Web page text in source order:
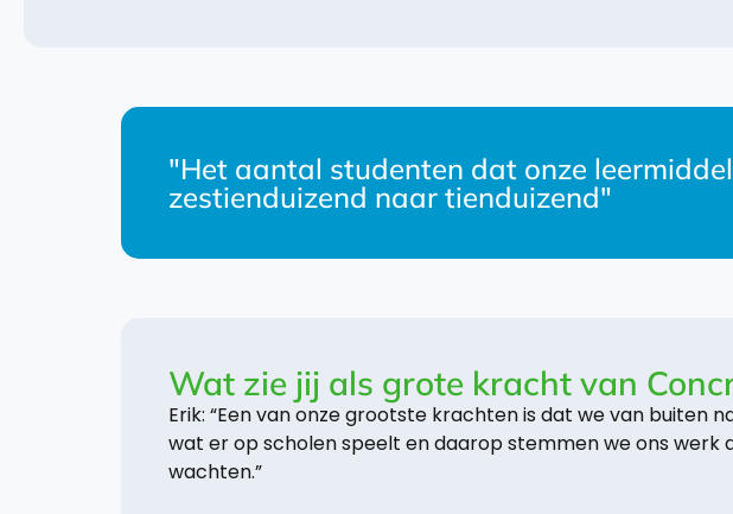
"Het aantal studenten dat onze
zestienduizend naar tienduizend"
Wat zie jij als grote kracht van
Erik: “Een van onze grootste krachten is dat we van buiten
wat er op scholen speelt en daarop stemmen we ons
wachten.”